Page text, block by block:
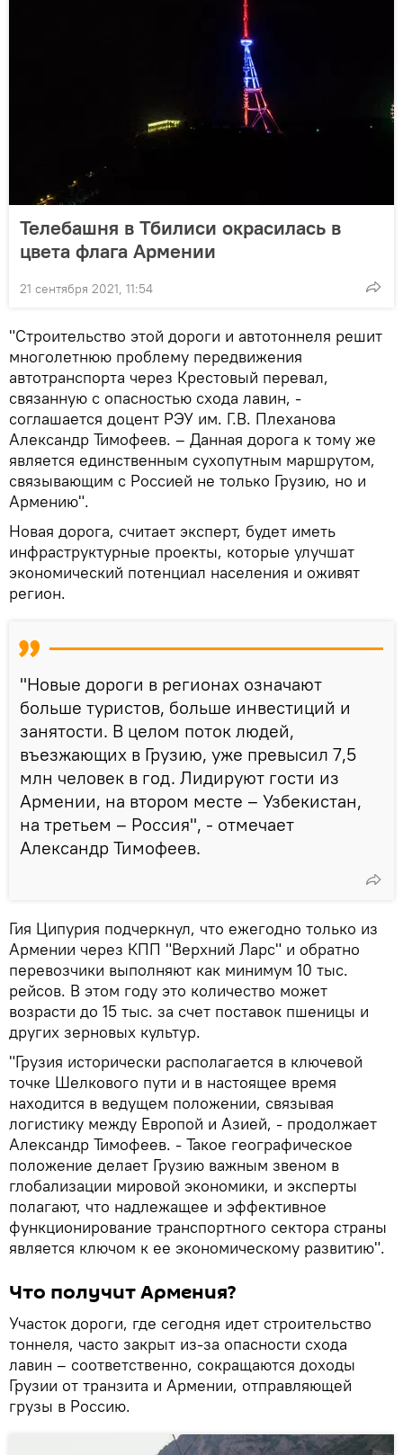
Телебашня в Тбилиси окрасилась в
цвета флага Армении
21 сентября 2021, 11:54
"Строительство этой дороги и автотоннеля решит
многолетнюю проблему передвижения
автотранспорта через Крестовый перевал,
связанную с опасностью схода лавин, -
соглашается доцент РЭУ им. Г.В. Плеханова
Александр Тимофеев. – Данная дорога к тому же
является единственным сухопутным маршрутом,
связывающим с Россией не только Грузию, но и
Армению".
Новая дорога, считает эксперт, будет иметь
инфраструктурные проекты, которые улучшат
экономический потенциал населения и оживят
регион.
"Новые дороги в регионах означают
больше туристов, больше инвестиций и
занятости. В целом поток людей,
въезжающих в Грузию, уже превысил 7,5
млн человек в год. Лидируют гости из
Армении, на втором месте – Узбекистан,
на третьем – Россия", - отмечает
Александр Тимофеев.
Гия Ципурия подчеркнул, что ежегодно только из
Армении через КПП "Верхний Ларс" и обратно
перевозчики выполняют как минимум 10 тыс.
рейсов. В этом году это количество может
возрасти до 15 тыс. за счет поставок пшеницы и
других зерновых культур.
"Грузия исторически располагается в ключевой
точке Шелкового пути и в настоящее время
находится в ведущем положении, связывая
логистику между Европой и Азией, - продолжает
Александр Тимофеев. - Такое географическое
положение делает Грузию важным звеном в
глобализации мировой экономики, и эксперты
полагают, что надлежащее и эффективное
функционирование транспортного сектора страны
является ключом к ее экономическому развитию".
Что получит Армения?
Участок дороги, где сегодня идет строительство
тоннеля, часто закрыт из-за опасности схода
лавин – соответственно, сокращаются доходы
Грузии от транзита и Армении, отправляющей
грузы в Россию.